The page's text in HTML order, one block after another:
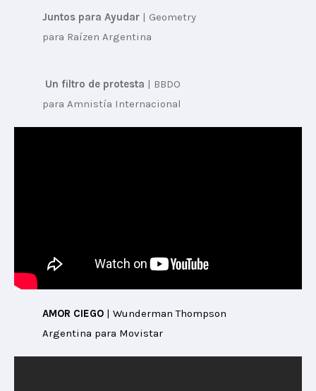
Juntos para Ayudar | Geometry
para Raízen Argentina
Un filtro de protesta | BBDO
para Amnistía Internacional
AMOR CIEGO | Wunderman Thompson
Argentina para Movistar